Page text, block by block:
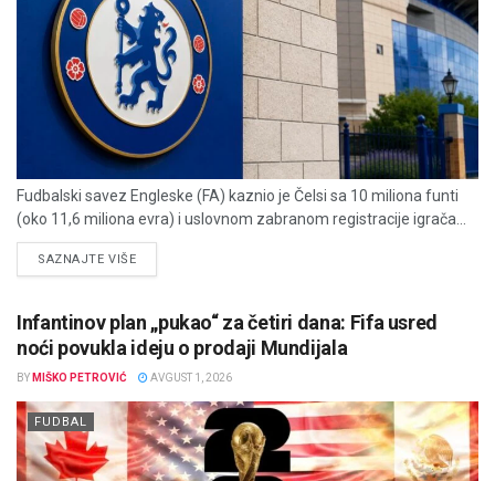
Fudbalski savez Engleske (FA) kaznio je Čelsi sa 10 miliona funti
(oko 11,6 miliona evra) i uslovnom zabranom registracije igrača...
SAZNAJTE VIŠEDETAILS
Infantinov plan „pukao“ za četiri dana: Fifa usred
noći povukla ideju o prodaji Mundijala
BY MIŠKO PETROVIĆ AVGUST 1, 2026
FUDBAL